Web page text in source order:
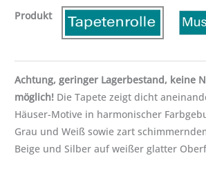
Produkt
Achtung, geringer Lagerbestand, keine
möglich! Die Tapete zeigt dicht
Häuser-Motive in harmonischer
Grau und Weiß sowie zart
Beige und Silber auf weißer glatter